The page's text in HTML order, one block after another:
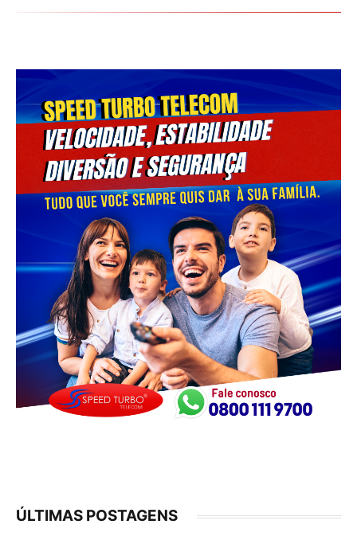
ÚLTIMAS POSTAGENS